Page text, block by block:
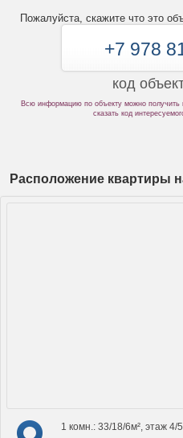
Пожалуйста, скажите что это
+7 978
код
Всю информацию по объекту можно получить
сказать код
Расположение квартиры
1 комн.: 33/18/6м², этаж 4/5